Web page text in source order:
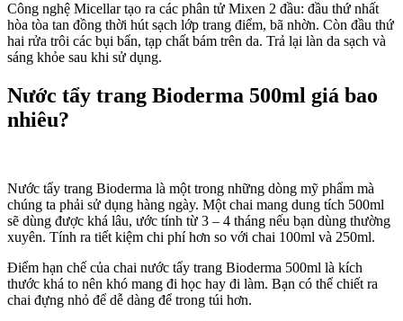
Công nghệ Micellar tạo ra các phân tử Mixen 2 đầu: đầu thứ nhất
hòa tòa tan đồng thời hút sạch lớp trang điểm, bã nhờn. Còn đầu thứ
hai rửa trôi các bụi bẩn, tạp chất bám trên da. Trả lại làn da sạch và
sáng khỏe sau khi sử dụng.
Nước tẩy trang Bioderma 500ml giá bao
nhiêu?
Nước tẩy trang Bioderma là một trong những dòng mỹ phẩm mà
chúng ta phải sử dụng hàng ngày. Một chai mang dung tích 500ml
sẽ dùng được khá lâu, ước tính từ 3 – 4 tháng nếu bạn dùng thường
xuyên. Tính ra tiết kiệm chi phí hơn so với chai 100ml và 250ml.
Điểm hạn chế của chai nước tẩy trang Bioderma 500ml là kích
thước khá to nên khó mang đi học hay đi làm. Bạn có thể chiết ra
chai đựng nhỏ để dễ dàng để trong túi hơn.